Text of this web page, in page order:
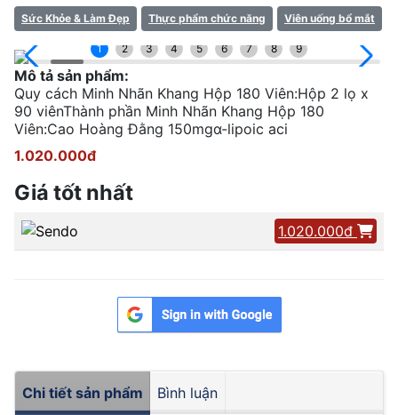
Sức Khỏe & Làm Đẹp Thực phẩm chức năng Viên uống bổ mắt
1 2 3 4 5 6 7 8 9
Mô tả sản phẩm:
Quy cách Minh Nhãn Khang Hộp 180 Viên:Hộp 2 lọ x
90 viênThành phần Minh Nhãn Khang Hộp 180
Viên:Cao Hoàng Đằng 150mgα-lipoic aci
1.020.000đ
Giá tốt nhất
1.020.000đ
Chi tiết sản phẩm Bình luận